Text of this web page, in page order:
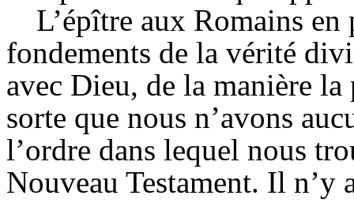
L’épître aux Romains
fondements de la vérité
avec Dieu, de la manière
sorte que nous n’avons
l’ordre dans lequel nous
Nouveau Testament. Il n’y